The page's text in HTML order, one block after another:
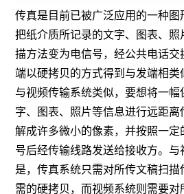
传真是目前已被广泛应用的一种
把纸介质所记录的文字、图表、
描方法变为电信号，经公共电话
端以硬拷贝的方式得到与发端相类
与视频传输系统类似，要想将一
字、图表、照片等信息进行远距
解成许多微小的像素，并按照一
号后经传输线路发送给接收方。
是，传真系统只需对所传文稿扫
需的硬拷贝，而视频系统则需要